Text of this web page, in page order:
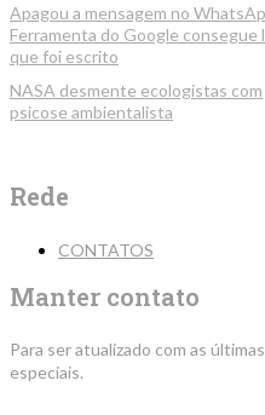
Apagou a mensagem no
Ferramenta do Google consegue
que foi escrito
NASA desmente ecologistas com
psicose ambientalista
Rede
CONTATOS
Manter contato
Para ser atualizado com as
especiais.